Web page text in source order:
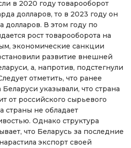
в 2020 году товарооборот
долларов, то в 2023 году он
долларов. В этом году по
рост товарооборота на
экономические санкции
развитие внешней
а, напротив, подстегнули
отметить, что ранее
указывали, что страна
от российского сырьевого
страны не обладает
Однако структура
что Беларусь за последние
экспорт своей